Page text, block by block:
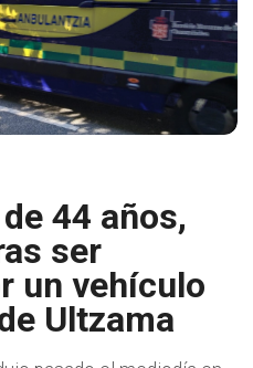
44 años,
ser
un vehículo
Ultzama